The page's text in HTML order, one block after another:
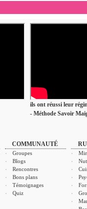
ils ont réussi leur
- Méthode Savoir
COMMUNAUTÉ
Groupes
Blogs
Rencontres
Bons plans
Témoignages
Quiz